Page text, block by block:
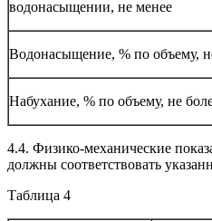
водонасыщении, не менее
Водонасыщение, % по объему,
Набухание, % по объему, не
4.4. Физико-механические
должны соответствовать
Таблица 4